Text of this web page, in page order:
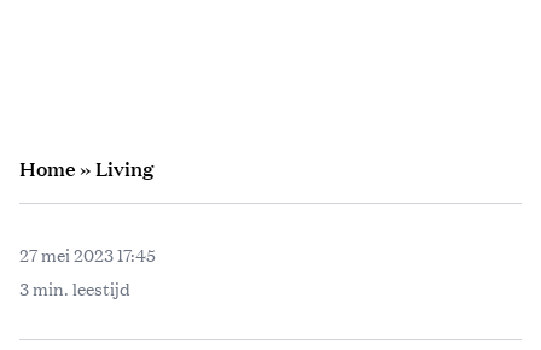
Home»Living
27 mei 2023 17:45
3 min. leestijd